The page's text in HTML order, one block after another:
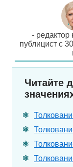
- редактор
публицист с
Читайте